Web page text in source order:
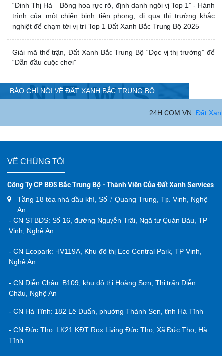
“Đinh Thị Hà – Bông hoa rực rỡ, định danh
ngôi vị Top 1” - Hành trình của một chiến
binh tiên phong, đi qua thị trường khắc
Trung Bộ 2025
“Đọc vị thị trường” để “Dẫn đầu cuộc chơi”
BÁO CHÍ NÓI VỀ ĐẤT XANH BẮC TRUNG BỘ
24H.COM.VN:
VỀ CHÚNG TÔI
Công Ty CP BĐS Bắc Trung Bộ - Thành Viên Của Đất Xanh Services
Tầng 18 tòa nhà dầu khí, Số 7 Quang Trung, Tp. Vinh, Nghệ
An
Vinh, Nghệ An
Nghệ An
- CN Diễn Châu: B109, khu đô thị Hoàng Sơn, Thị trấn Diễn
Châu, Nghệ An